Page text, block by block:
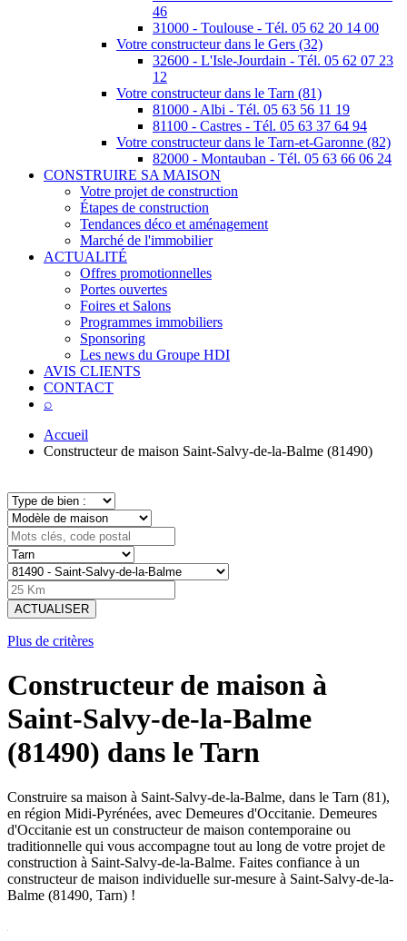
46
31000 - Toulouse - Tél. 05 62 20 14 00
Votre constructeur dans le Gers (32)
32600 - L'Isle-Jourdain - Tél. 05 62 07 23
12
Votre constructeur dans le Tarn (81)
81000 - Albi - Tél. 05 63 56 11 19
81100 - Castres - Tél. 05 63 37 64 94
Votre constructeur dans le Tarn-et-Garonne (82)
82000 - Montauban - Tél. 05 63 66 06 24
CONSTRUIRE SA MAISON
Votre projet de construction
Étapes de construction
Tendances déco et aménagement
Marché de l'immobilier
ACTUALITÉ
Offres promotionnelles
Portes ouvertes
Foires et Salons
Programmes immobiliers
Sponsoring
Les news du Groupe HDI
AVIS CLIENTS
CONTACT
⌕
Accueil
Constructeur de maison Saint-Salvy-de-la-Balme (81490)
ACTUALISER
Plus de critères
Constructeur de maison à
Saint-Salvy-de-la-Balme
(81490) dans le Tarn
Construire sa maison à Saint-Salvy-de-la-Balme, dans le Tarn (81),
en région Midi-Pyrénées, avec Demeures d'Occitanie. Demeures
d'Occitanie est un constructeur de maison contemporaine ou
traditionnelle qui vous accompagne tout au long de votre projet de
construction à Saint-Salvy-de-la-Balme. Faites confiance à un
constructeur de maison individuelle sur-mesure à Saint-Salvy-de-la-
Balme (81490, Tarn) !